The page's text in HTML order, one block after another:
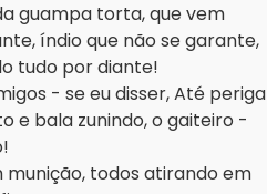
guampa torta, que vem
índio que não se garante,
tudo por diante!
- se eu disser, Até periga
e bala zunindo, o gaiteiro -
munição, todos atirando em